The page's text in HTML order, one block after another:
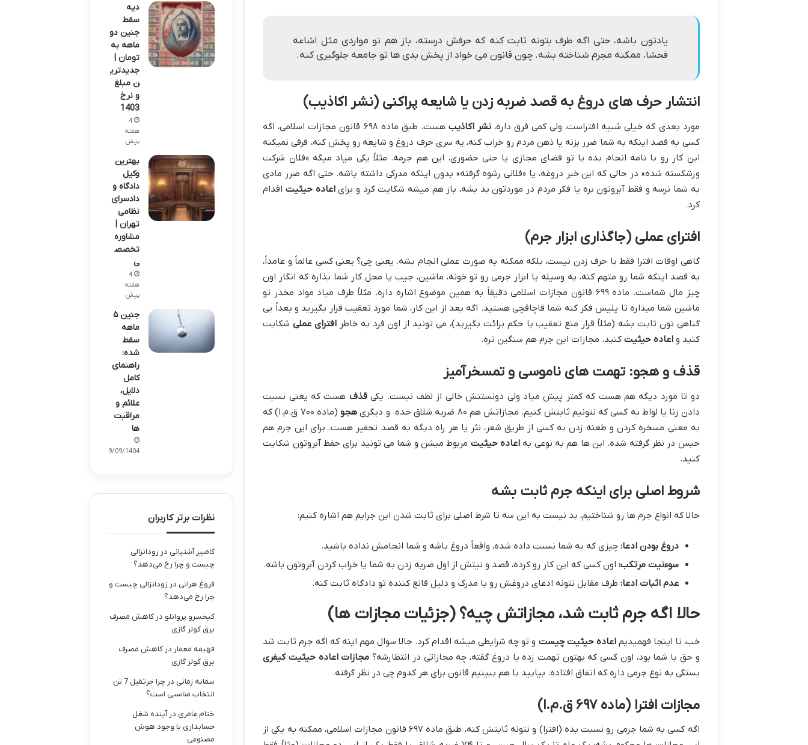
یادتون باشه، حتی اگه طرف بتونه ثابت کنه که حرفش درسته، باز هم تو مواردی مثل اشاعه
فحشا، ممکنه مجرم شناخته بشه. چون قانون می خواد از پخش بدی ها تو جامعه جلوگیری کنه.
انتشار حرف های دروغ به قصد ضربه زدن یا شایعه پراکنی (نشر اکاذیب)
مورد بعدی که خیلی شبیه افتراست، ولی کمی فرق داره،نشر اکاذیب
هست. طبق ماده ۶۹۸ قانون مجازات اسلامی، اگه
کسی به قصد اینکه به شما ضرر بزنه یا ذهن مردم رو خراب کنه، یه سری حرف دروغ و شایعه رو پخش کنه، فرقی نمیکنه
این کار رو با نامه انجام بده یا تو فضای مجازی یا حتی حضوری، این هم جرمه. مثلاً یکی میاد میگه «فلان شرکت
ورشکسته شده» در حالی که این خبر دروغه، یا «فلانی رشوه گرفته» بدون اینکه مدرکی داشته باشه. حتی اگه ضرر مادی
به شما نرسه و فقط آبروتون بره یا فکر مردم در موردتون بد بشه، باز هم میشه شکایت کرد و برایاعاده حیثیت اقدام
کرد.
افترای عملی (جاگذاری ابزار جرم)
گاهی اوقات افترا فقط با حرف زدن نیست، بلکه ممکنه به صورت عملی انجام بشه. یعنی چی؟ یعنی کسی عالماً و عامداً،
به قصد اینکه شما رو متهم کنه، یه وسیله یا ابزار جرمی رو تو خونه، ماشین، جیب یا محل کار شما بذاره که انگار اون
چیز مال شماست. ماده ۶۹۹ قانون مجازات اسلامی دقیقاً به همین موضوع اشاره داره. مثلاً طرف میاد مواد مخدر تو
ماشین شما میذاره تا پلیس فکر کنه شما قاچاقچی هستید. اگه بعد از این کار، شما مورد تعقیب قرار بگیرید و بعداً بی
گناهی تون ثابت بشه (مثلاً قرار منع تعقیب یا حکم برائت بگیرید)، می تونید از اون فرد به خاطرافترای عملیشکایت
کنید واعاده حیثیت کنید. مجازات این جرم هم سنگین تره.
قذف و هجو: تهمت های ناموسی و تمسخرآمیز
دو تا مورد دیگه هم هست که کمتر پیش میاد ولی دونستنش خالی از لطف نیست. یکیقذف هست که یعنی نسبت
دادن زنا یا لواط به کسی که نتونیم ثابتش کنیم. مجازاتش هم ۸۰ ضربه شلاق حده. و دیگری
هجو
(ماده ۷۰۰ ق.م.ا) که
به معنی مسخره کردن و طعنه زدن به کسی از طریق شعر، نثر یا هر راه دیگه به قصد تحقیر هست. برای این جرم هم
حبس در نظر گرفته شده. این ها هم به نوعی بهاعاده حیثیت مربوط میشن و شما می تونید برای حفظ آبروتون شکایت
کنید.
شروط اصلی برای اینکه جرم ثابت بشه
حالا که انواع جرم ها رو شناختیم، بد نیست به این سه تا شرط اصلی برای ثابت شدن این جرایم هم اشاره کنیم:
دروغ بودن ادعا: چیزی که به شما نسبت داده شده، واقعاً دروغ باشه و شما انجامش نداده باشید.
سوءنیت مرتکب: اون کسی که این کار رو کرده، قصد و نیتش از اول ضربه زدن به شما یا خراب کردن آبروتون باشه.
عدم اثبات ادعا: طرف مقابل نتونه ادعای دروغش رو با مدرک و دلیل قانع کننده تو دادگاه ثابت کنه.
حالا اگه جرم ثابت شد، مجازاتش چیه؟ (جزئیات مجازات ها)
خب، تا اینجا فهمیدیماعاده حیثیت چیست و تو چه شرایطی میشه اقدام کرد. حالا سوال مهم اینه که اگه جرم ثابت شد
و حق با شما بود، اون کسی که بهتون تهمت زده یا دروغ گفته، چه مجازاتی در انتظارشه؟ مجازات اعاده حیثیت کیفری
بستگی به نوع جرمی داره که اتفاق افتاده. بیایید با هم ببینیم قانون برای هر کدوم چی در نظر گرفته.
مجازات افترا (ماده ۶۹۷ ق.م.ا)
اگه کسی به شما جرمی رو نسبت بده (افترا) و نتونه ثابتش کنه، طبق ماده ۶۹۷ قانون مجازات اسلامی، ممکنه به یکی از
دیه
سقط
جنین دو
ماهه به
تومان |
جدیدتری
ن مبلغ
و نرخ
1403
4
هفته
پیش
بهترین
وکیل
دادگاه و
دادسرای
نظامی
تهران |
مشاوره
تخصص
ی
4
هفته
پیش
جنین ۵
ماهه
سقط
شده:
راهنمای
کامل
دلایل،
علائم و
مراقبت‌
ها
29/09/1404
نظرات برتر کاربران
کامبیز آشتیانی در زودانزالی
چیست و چرا رخ می‌دهد؟
فروغ هراتی در زودانزالی چیست و
چرا رخ می‌دهد؟
کیخسرو پروانلو در کاهش مصرف
برق کولر گازی
فهیمه معمار در کاهش مصرف
برق کولر گازی
سمانه زمانی در
چرا جرثقیل 7 تن
انتخاب مناسبی است؟
ختام عامری درآینده شغل
حسابداری با وجود هوش
مصنوعی